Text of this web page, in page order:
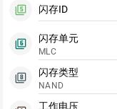
签啦，使用更加丝
filter_5 闪存ID
filter_6
闪存单元
MLC
filter_8
闪存类型
NAND
工作电压